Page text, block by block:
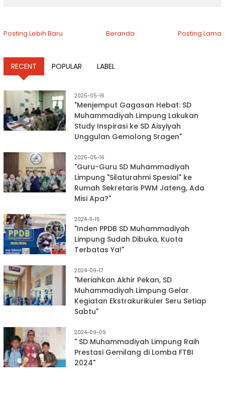
Posting Lebih Baru Posting Lama
Beranda
RECENT POPULAR LABEL
2025-05-16
"Menjemput Gagasan Hebat: SD
Muhammadiyah Limpung Lakukan
Study Inspirasi ke SD Aisyiyah
Unggulan Gemolong Sragen"
2025-05-16
"Guru-Guru SD Muhammadiyah
Limpung "Silaturahmi Spesial" ke
Rumah Sekretaris PWM Jateng, Ada
Misi Apa?"
2024-11-15
"Inden PPDB SD Muhammadiyah
Limpung Sudah Dibuka, Kuota
Terbatas Ya!"
2024-09-17
"Meriahkan Akhir Pekan, SD
Muhammadiyah Limpung Gelar
Kegiatan Ekstrakurikuler Seru Setiap
Sabtu"
2024-09-09
" SD Muhammadiyah Limpung Raih
Prestasi Gemilang di Lomba FTBI
2024"